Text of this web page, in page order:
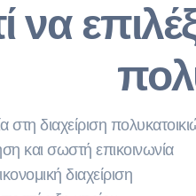
να
στη διαχείριση
και σωστή επικοινωνία
διαχείριση